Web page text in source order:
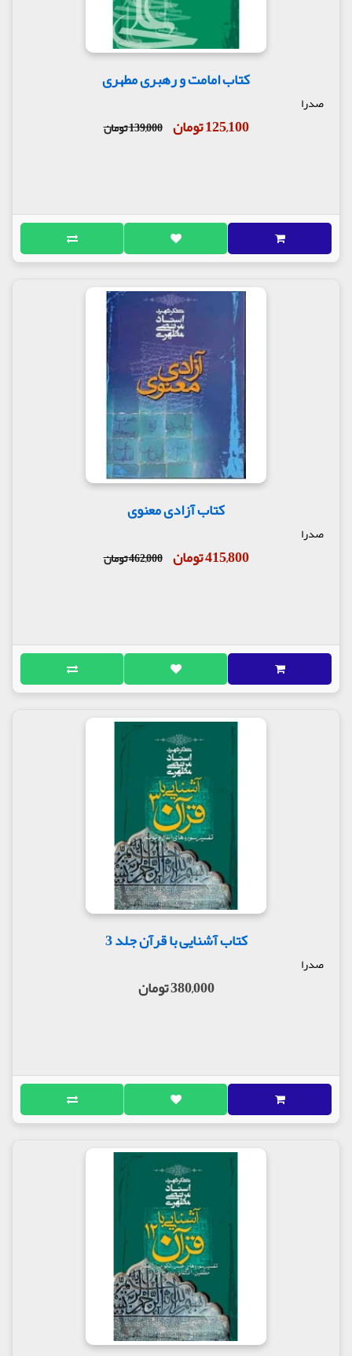
کتاب امامت و رهبری مطهری
صدرا
125,100 تومان 139,000 تومان
کتاب آزادی معنوی
صدرا
415,800 تومان 462,000 تومان
کتاب آشنایی با قرآن جلد 3
صدرا
380,000 تومان